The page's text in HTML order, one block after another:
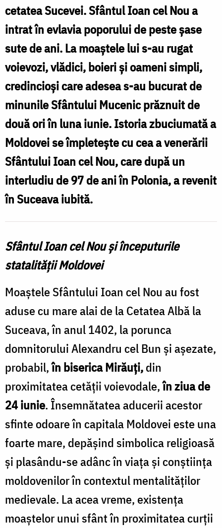
la
Suceava
(1783)
/
Foto:
Pr.
Silviu
Cluci
cetatea Sucevei. Sfântul Ioan cel Nou a
intrat în evlavia poporului de peste șase
sute de ani. La moaștele lui s-au rugat
voievozi, vlădici, boieri și oameni simpli,
credincioși care adesea s-au bucurat de
minunile Sfântului Mucenic prăznuit de
două ori în luna iunie. Istoria zbuciumată a
Moldovei se împletește cu cea a venerării
Sfântului Ioan cel Nou, care după un
interludiu de 97 de ani în Polonia, a revenit
în Suceava iubită.
Sfântul Ioan cel Nou și începuturile
statalității Moldovei
Moaștele Sfântului Ioan cel Nou au fost
aduse cu mare alai de la Cetatea Albă la
Suceava, în anul 1402, la porunca
domnitorului Alexandru cel Bun și așezate,
probabil,în biserica Mirăuți,din
proximitatea cetății voievodale,în ziua de
24 iunie. Însemnătatea aducerii acestor
sfinte odoare în capitala Moldovei este una
foarte mare, depășind simbolica religioasă
și plasându-se adânc în viața și conștiința
moldovenilor în contextul mentalităților
medievale. La acea vreme, existența
moaștelor unui sfânt în proximitatea curții